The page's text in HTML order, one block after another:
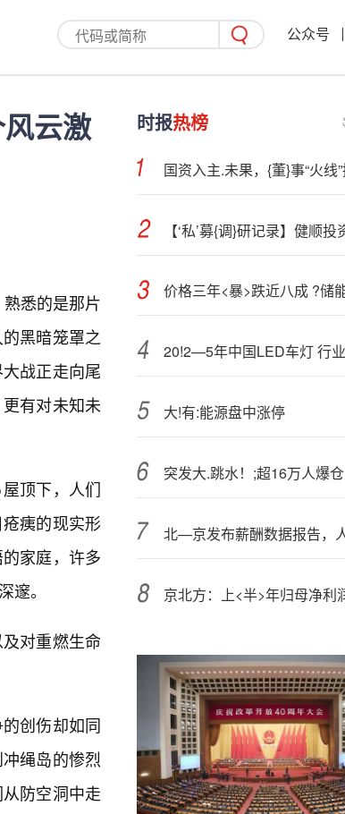
公众号
云激
悉的是那片
黑暗笼罩之
战正走向尾
有对未知未
顶下，人们
痍的现实形
家庭，许多
邃。
对重燃生命
创伤却如同
绳岛的惨烈
防空洞中走
时报热榜
大!有:能源盘中涨停
突发大.跳水！;超16万人爆仓